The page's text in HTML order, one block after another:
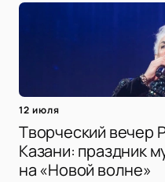
12 июля
Творческий вечер
Казани: праздник
на «Новой волне»